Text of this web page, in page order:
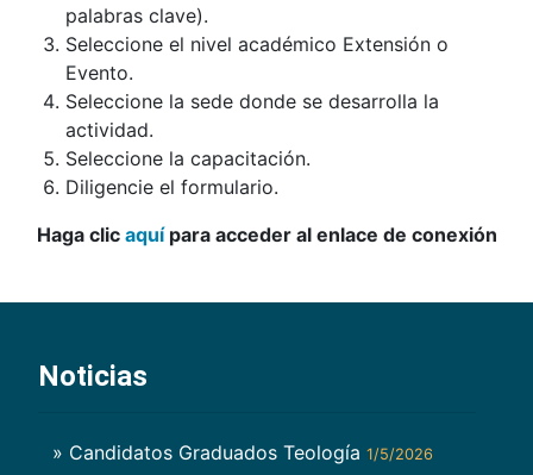
palabras clave).
Seleccione el nivel académico Extensión o
Evento.
Seleccione la sede donde se desarrolla la
actividad.
Seleccione la capacitación.
Diligencie el formulario.
Haga clic aquí para acceder al enlace de conexión
Noticias
» Candidatos Graduados Teología 1/5/2026